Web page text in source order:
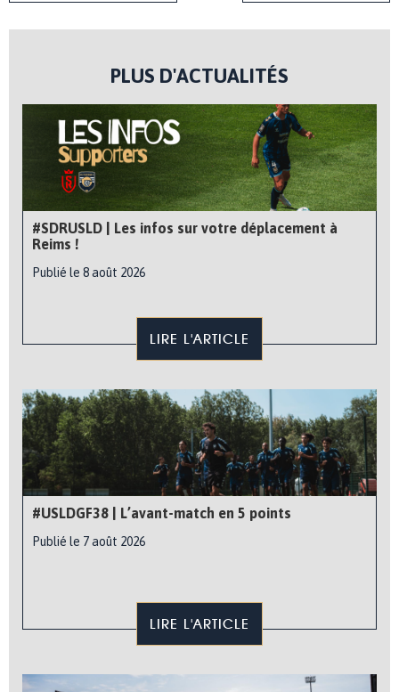
PLUS D'ACTUALITÉS
#SDRUSLD | Les infos sur votre déplacement à
Reims !
Publié le 8 août 2026
LIRE L'ARTICLE
#USLDGF38 | L’avant-match en 5 points
Publié le 7 août 2026
LIRE L'ARTICLE